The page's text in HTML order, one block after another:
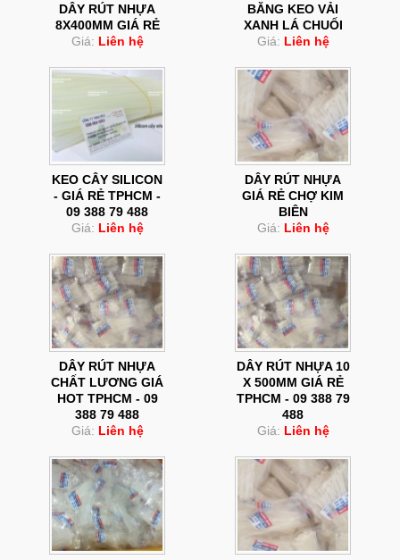
DÂY RÚT NHỰA
8X400MM GIÁ RẺ
Giá: Liên hệ
BĂNG KEO VẢI
XANH LÁ CHUỐI
Giá: Liên hệ
KEO CÂY SILICON
- GIÁ RẺ TPHCM -
09 388 79 488
Giá: Liên hệ
DÂY RÚT NHỰA
GIÁ RẺ CHỢ KIM
BIÊN
Giá: Liên hệ
DÂY RÚT NHỰA
CHẤT LƯƠNG GIÁ
HOT TPHCM - 09
388 79 488
Giá: Liên hệ
DÂY RÚT NHỰA 10
X 500MM GIÁ RẺ
TPHCM - 09 388 79
488
Giá: Liên hệ